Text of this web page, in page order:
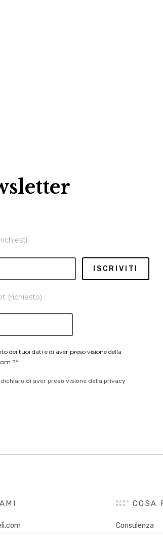
(richiesto)
dei tuoi dati e di aver preso visione della
?*
di aver preso visione della privacy
COSA
Consulenza